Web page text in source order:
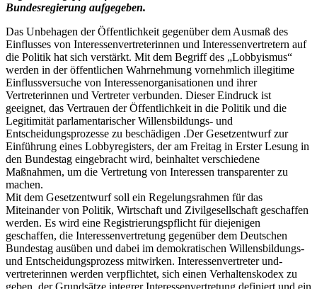
Bundesregierung aufgegeben.
Das Unbehagen der Öffentlichkeit gegenüber dem Ausmaß des
Einflusses von Interessenvertreterinnen und Interessenvertretern auf
die Politik hat sich verstärkt. Mit dem Begriff des „Lobbyismus“
werden in der öffentlichen Wahrnehmung vornehmlich illegitime
Einflussversuche von Interessenorganisationen und ihrer
Vertreterinnen und Vertreter verbunden. Dieser Eindruck ist
geeignet, das Vertrauen der Öffentlichkeit in die Politik und die
Legitimität parlamentarischer Willensbildungs- und
Entscheidungsprozesse zu beschädigen .Der Gesetzentwurf zur
Einführung eines Lobbyregisters, der am Freitag in Erster Lesung in
den Bundestag eingebracht wird, beinhaltet verschiedene
Maßnahmen, um die Vertretung von Interessen transparenter zu
machen.
Mit dem Gesetzentwurf soll ein Regelungsrahmen für das
Miteinander von Politik, Wirtschaft und Zivilgesellschaft geschaffen
werden. Es wird eine Registrierungspflicht für diejenigen
geschaffen, die Interessenvertretung gegenüber dem Deutschen
Bundestag ausüben und dabei im demokratischen Willensbildungs-
und Entscheidungsprozess mitwirken. Interessenvertreter und-
vertreterinnen werden verpflichtet, sich einen Verhaltenskodex zu
geben, der Grundsätze integrer Interessenvertretung definiert und ein